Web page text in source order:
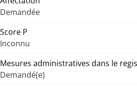
Demandée
Score P
Inconnu
Mesures administratives dans le
Demandé(e)